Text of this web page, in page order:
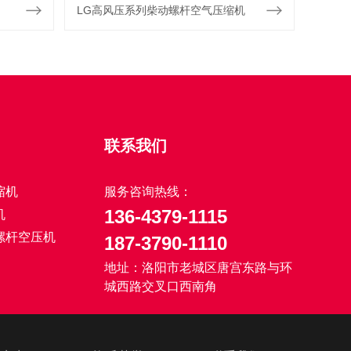
LG高风压系列柴动螺杆空气压缩机
机
杆空压机
联系我们
服务咨询热线：
136-4379-1115
187-3790-1110
地址：洛阳市老城区唐宫东路与环
城西路交叉口西南角